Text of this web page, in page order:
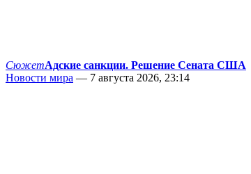
СюжетАдские санкции. Решение Сената США
Новости мира — 7 августа 2026, 23:14